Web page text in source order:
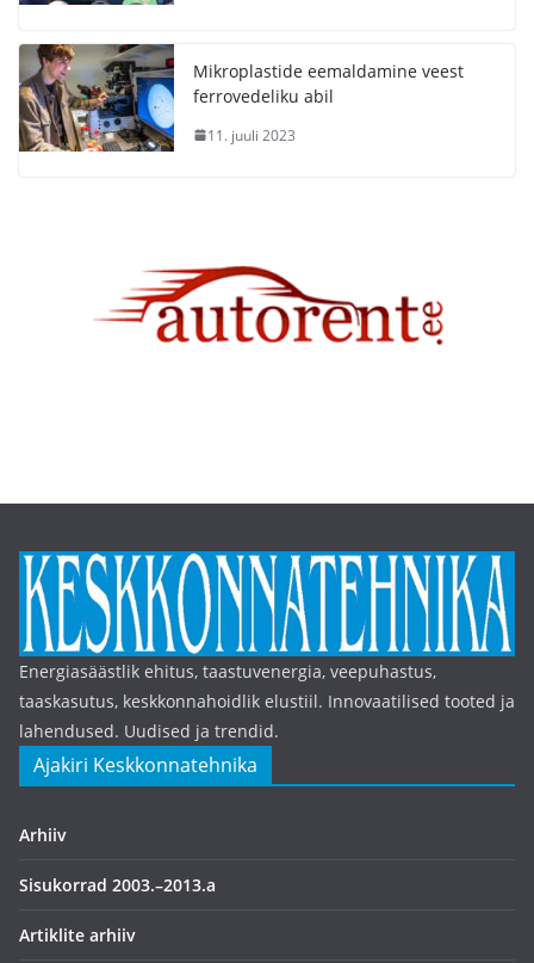
Mikroplastide eemaldamine veest
ferrovedeliku abil
11. juuli 2023
Energiasäästlik ehitus, taastuvenergia, veepuhastus,
taaskasutus, keskkonnahoidlik elustiil. Innovaatilised tooted ja
lahendused. Uudised ja trendid.
Ajakiri Keskkonnatehnika
Arhiiv
Sisukorrad 2003.–2013.a
Artiklite arhiiv